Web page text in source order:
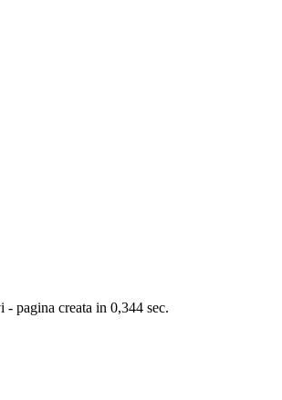
pagina creata in 0,344 sec.